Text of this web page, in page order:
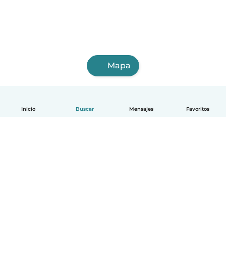
Inicio Buscar Mensajes Favoritos
Mapa